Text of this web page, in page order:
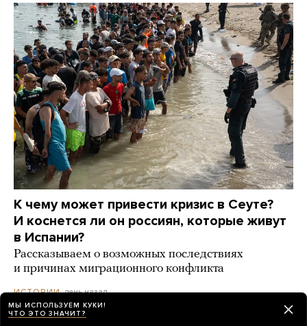
К чему может привести кризис в Сеуте?
И коснется ли он россиян, которые живут
в Испании?
Рассказываем о возможных последствиях
и причинах миграционного конфликта
ИСТОРИИ день назад
МЫ ИСПОЛЬЗУЕМ КУКИ!
ЧТО ЭТО ЗНАЧИТ?